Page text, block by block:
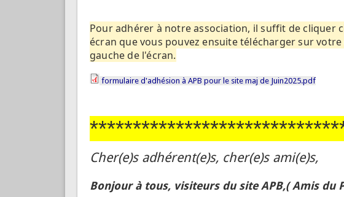
Pour adhérer à notre association, il suffit de cliquer
écran que vous pouvez ensuite télécharger sur
gauche de l'écran.